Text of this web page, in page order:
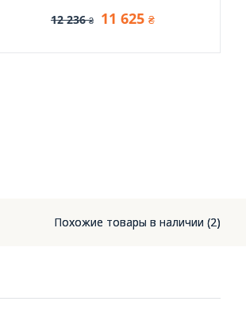
12 236 ₴ 11 625 ₴
Похожие товары в наличии (2)